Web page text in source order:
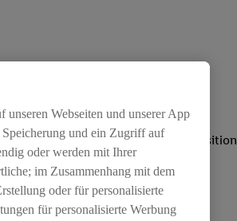
ähnlich verantwortungsvollen Position
unseren Webseiten und unserer App
und ein Zugriff auf
oder werden mit Ihrer
im Zusammenhang mit dem
oder für personalisierte
für personalisierte Werbung